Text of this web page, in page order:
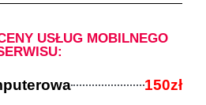
USŁUG MOBILNEGO
150zł